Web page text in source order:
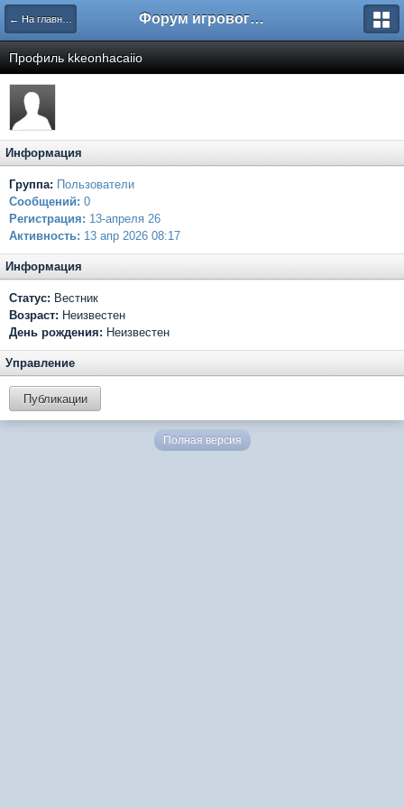
← На главную Форум игрового проекта Riverrise
Профиль kkeonhacaiio
Информация
Группа: Пользователи
Сообщений: 0
Регистрация: 13-апреля 26
Активность: 13 апр 2026 08:17
Информация
Статус: Вестник
Возраст: Неизвестен
День рождения: Неизвестен
Управление
Публикации
Полная версия